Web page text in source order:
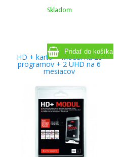
Skladom
HD + karta + Modul na 23
programov + 2 UHD na 6
mesiacov